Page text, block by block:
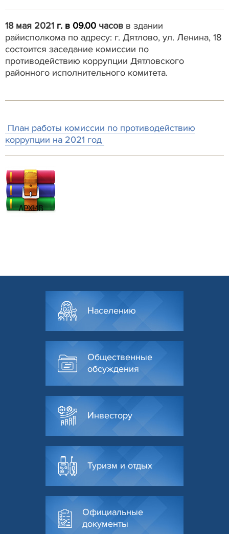
18 мая 2021 г. в 09.00 часов в здании
райисполкома по адресу: г. Дятлово, ул. Ленина, 18
состоится заседание комиссии по
противодействию коррупции Дятловского
районного исполнительного комитета.
План работы комиссии по противодействию
коррупции на 2021 год
Населению
Общественные
обсуждения
Инвестору
Туризм и отдых
Официальные
документы